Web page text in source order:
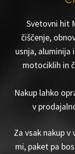
Svetovni hit
čiščenje,
usnja,
motociklih in
Nakup lahko
v
Za vsak nakup
mi, paket pa